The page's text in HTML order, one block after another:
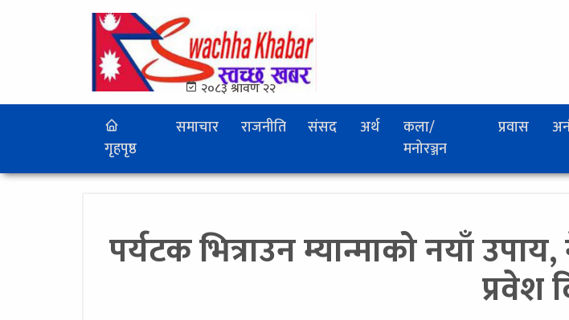
२०८३ श्रावण २२
गृहपृष्ठ
समाचार राजनीति संसद अर्थ
कला/
मनोरञ्जन
प्रवास
पर्यटक भित्राउन म्यान्माको नयाँ
प्रवेश